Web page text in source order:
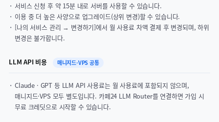
서비스 신청 후 약 15분 내로 서버를 사용할 수 있습니다.
이용 중 더 높은 사양으로 업그레이드(상위 변경)할 수 있습니다.
[나의 서비스 관리 → 변경하기]에서 월 사용료 차액 결제 후 변경되며, 하위
변경은 불가합니다.
LLM API 비용 매니지드·VPS 공통
Claude · GPT 등 LLM API 사용료는 월 사용료에 포함되지 않으며,
매니지드·VPS 모두 별도입니다. 카페24 LLM Router를 연결하면 가입 시
무료 크레딧으로 시작할 수 있습니다.